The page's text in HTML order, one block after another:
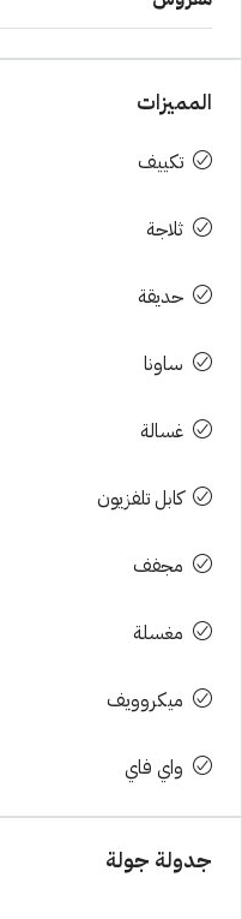
المميزات
تكييف
ثلاجة
حديقة
ساونا
غسالة
كابل تلفزيون
مجفف
مغسلة
ميكروويف
واي فاي
جدولة جولة